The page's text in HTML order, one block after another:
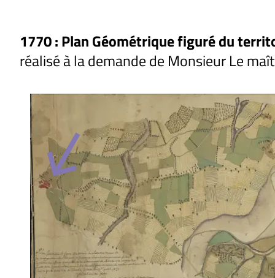
1770 :Plan Géométrique figuré du
réalisé à la demande de Monsieur Le
call_received